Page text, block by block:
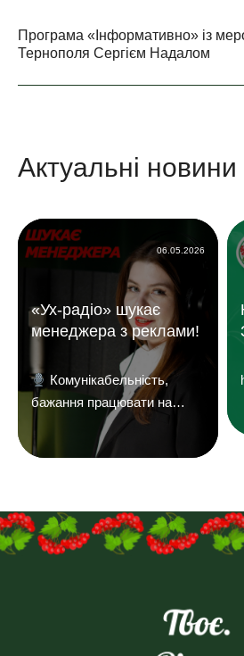
Програма «Інформативно» із
Тернополя Сергієм Надалом
Актуальні новини
«Ух-радіо» шукає
менеджера з реклами!
Комунікабельність,
бажання працювати на
результат і досвід у
продажах — плюс.
пошту:uhreklama1@gmail.com
06.05.2026